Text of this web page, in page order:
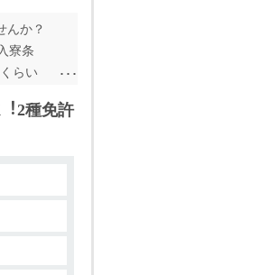
んか？
寮条
らい
種免許